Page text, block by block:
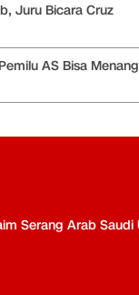
Juru Bicara Cruz
AS Bisa
Serang Arab